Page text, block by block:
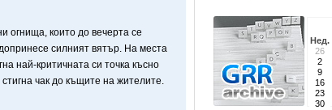
огнища, които до вечерта се
силният вятър. На места
най-критичната си точка късно
чак до къщите на жителите.
Нед.
26
2
9
16
23
30